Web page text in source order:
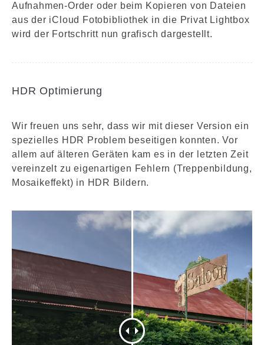
Aufnahmen-Order oder beim Kopieren von Dateien
aus der iCloud Fotobibliothek in die Privat Lightbox
wird der Fortschritt nun grafisch dargestellt.
HDR Optimierung
Wir freuen uns sehr, dass wir mit dieser Version ein
spezielles HDR Problem beseitigen konnten. Vor
allem auf älteren Geräten kam es in der letzten Zeit
vereinzelt zu eigenartigen Fehlern (Treppenbildung,
Mosaikeffekt) in HDR Bildern.